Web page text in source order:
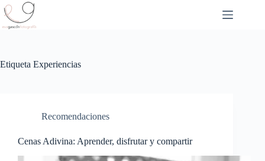
Saltar
al
contenido
Etiqueta Experiencias
Recomendaciones
Cenas Adivina: Aprender, disfrutar y compartir